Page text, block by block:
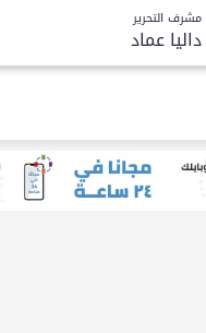
مشرف التحرير
داليا عماد